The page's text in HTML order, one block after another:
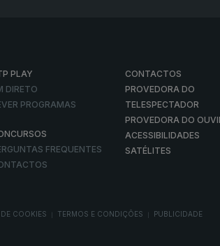
PLAY
DIRETO
PROGRAMAS
FREQUENTES
CONTACTOS
PROVEDORA DO
TELESPECTADOR
PROVEDORA DO
ACESSIBILIDADES
SATÉLITES
COOKIES TERMOS E CONDIÇÕES PUBLICIDADE